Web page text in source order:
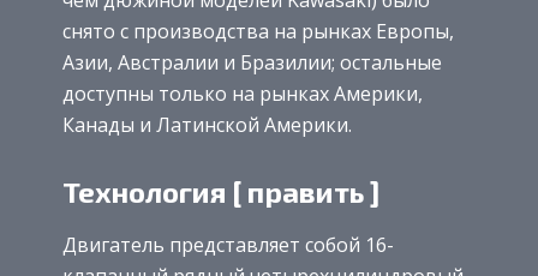
снято с производства на рынках Европы,
Азии, Австралии и Бразилии; остальные
доступны только на рынках Америки,
Канады и Латинской Америки.
Технология [ править ]
Двигатель представляет собой 16-